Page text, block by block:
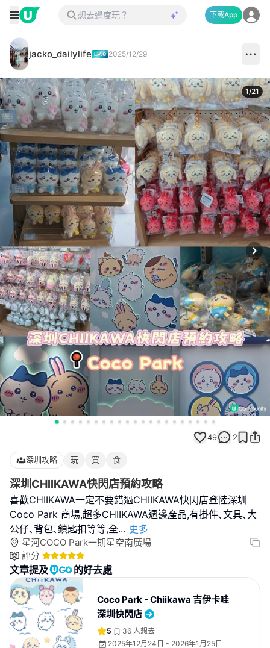
下載App
jacko_dailylife 2025/12/29
1/21
49 2
深圳攻略 玩 買 食
深圳CHIIKAWA快閃店預約攻略
喜歡CHIIKAWA一定不要錯過CHIIKAWA快閃店登陸深圳
Coco Park 商場,超多CHIIKAWA週邊產品,有掛件､文具､大
公仔､背包､鎖匙扣等等,全... 更多
星河COCO Park一期星空南廣場
評分
文章提及 的好去處
Coco Park - Chiikawa 吉伊卡哇
深圳快閃店
5 36 人想去
2025年12月24日 - 2026年1月25日